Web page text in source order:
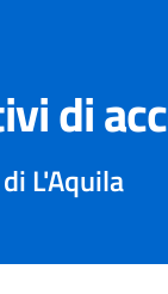
di
L'Aquila